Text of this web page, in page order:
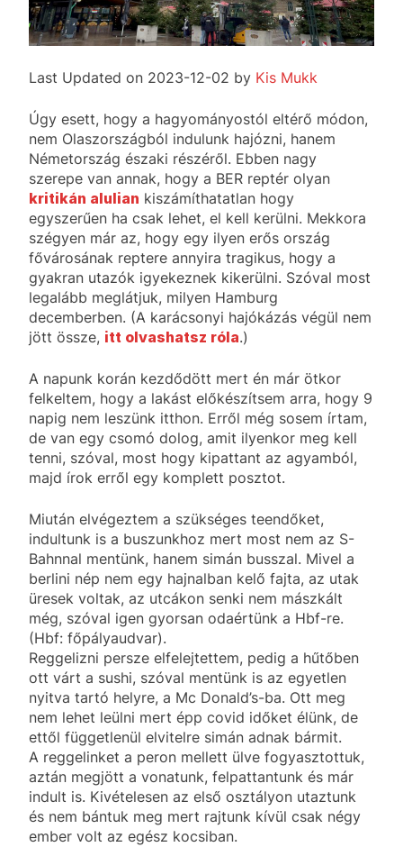
Last Updated on 2023-12-02 by Kis Mukk
Úgy esett, hogy a hagyományostól eltérő módon,
nem Olaszországból indulunk hajózni, hanem
Németország északi részéről. Ebben nagy
szerepe van annak, hogy a BER reptér olyan
kritikán alulian kiszámíthatatlan hogy
egyszerűen ha csak lehet, el kell kerülni. Mekkora
szégyen már az, hogy egy ilyen erős ország
fővárosának reptere annyira tragikus, hogy a
gyakran utazók igyekeznek kikerülni. Szóval most
legalább meglátjuk, milyen Hamburg
decemberben. (A karácsonyi hajókázás végül nem
jött össze, itt olvashatsz róla.)
A napunk korán kezdődött mert én már ötkor
felkeltem, hogy a lakást előkészítsem arra, hogy 9
napig nem leszünk itthon. Erről még sosem írtam,
de van egy csomó dolog, amit ilyenkor meg kell
tenni, szóval, most hogy kipattant az agyamból,
majd írok erről egy komplett posztot.
Miután elvégeztem a szükséges teendőket,
indultunk is a buszunkhoz mert most nem az S-
Bahnnal mentünk, hanem simán busszal. Mivel a
berlini nép nem egy hajnalban kelő fajta, az utak
üresek voltak, az utcákon senki nem mászkált
még, szóval igen gyorsan odaértünk a Hbf-re.
(Hbf: főpályaudvar).
Reggelizni persze elfelejtettem, pedig a hűtőben
ott várt a sushi, szóval mentünk is az egyetlen
nyitva tartó helyre, a Mc Donald’s-ba. Ott meg
nem lehet leülni mert épp covid időket élünk, de
ettől függetlenül elvitelre simán adnak bármit.
A reggelinket a peron mellett ülve fogyasztottuk,
aztán megjött a vonatunk, felpattantunk és már
indult is. Kivételesen az első osztályon utaztunk
és nem bántuk meg mert rajtunk kívül csak négy
ember volt az egész kocsiban.